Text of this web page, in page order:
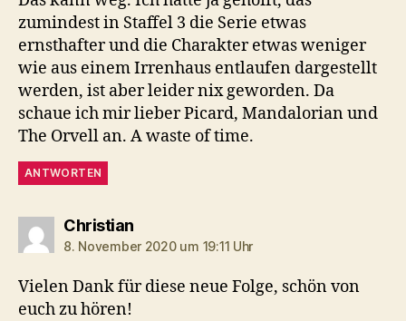
zumindest in Staffel 3 die Serie etwas
ernsthafter und die Charakter etwas weniger
wie aus einem Irrenhaus entlaufen dargestellt
werden, ist aber leider nix geworden. Da
schaue ich mir lieber Picard, Mandalorian und
The Orvell an. A waste of time.
ANTWORTEN
Christiansagt:
8. November 2020 um 19:11 Uhr
Vielen Dank für diese neue Folge, schön von
euch zu hören!